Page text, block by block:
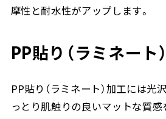
摩性と耐水性がアップします。
PP貼り（ラミネート
PP貼り（ラミネート）加工には光
っとり肌触りの良いマットな質